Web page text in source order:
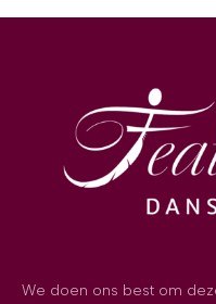
We doen ons best om